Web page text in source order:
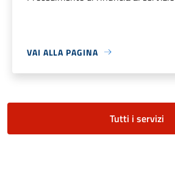
VAI ALLA PAGINA
Tutti i servizi